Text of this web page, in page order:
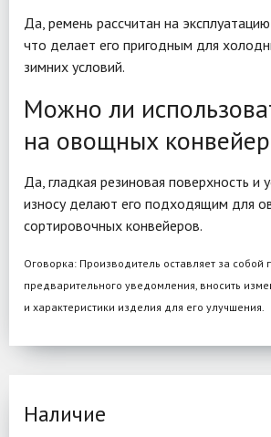
Да, ремень рассчитан на
что делает его пригодным для
зимних условий.
Можно ли
на овощных
Да, гладкая резиновая поверхность и
износу делают его подходящим для
сортировочных конвейеров.
Оговорка: Производитель оставляет за собой
предварительного уведомления, вносить
и характеристики изделия для его улучшения.
Наличие